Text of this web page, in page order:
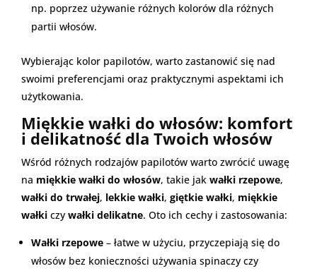
np. poprzez używanie różnych kolorów dla różnych
partii włosów.
Wybierając kolor papilotów, warto zastanowić się nad
swoimi preferencjami oraz praktycznymi aspektami ich
użytkowania.
Miękkie wałki do włosów: komfort
i delikatność dla Twoich włosów
Wśród różnych rodzajów papilotów warto zwrócić uwagę
na miękkie wałki do włosów, takie jak wałki rzepowe,
wałki do trwałej, lekkie wałki, giętkie wałki, miękkie
wałki czy wałki delikatne. Oto ich cechy i zastosowania:
Wałki rzepowe – łatwe w użyciu, przyczepiają się do
włosów bez konieczności używania spinaczy czy